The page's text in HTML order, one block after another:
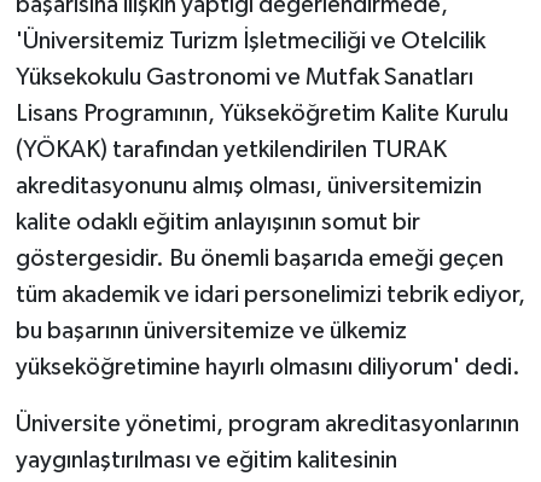
'Üniversitemiz Turizm İşletmeciliği ve Otelcilik
Yüksekokulu Gastronomi ve Mutfak Sanatları
Lisans Programının, Yükseköğretim Kalite Kurulu
(YÖKAK) tarafından yetkilendirilen TURAK
akreditasyonunu almış olması, üniversitemizin
kalite odaklı eğitim anlayışının somut bir
göstergesidir. Bu önemli başarıda emeği geçen
tüm akademik ve idari personelimizi tebrik ediyor,
bu başarının üniversitemize ve ülkemiz
yükseköğretimine hayırlı olmasını diliyorum' dedi.
Üniversite yönetimi, program akreditasyonlarının
yaygınlaştırılması ve eğitim kalitesinin